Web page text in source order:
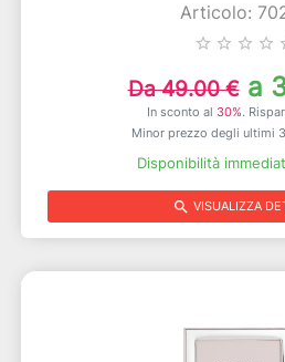
Articolo:
star_border star_border star_border star_border
Da 49.00 €a
In sconto al 30%.
Minor prezzo degli ultimi
Disponibilità
search VISUALIZZA